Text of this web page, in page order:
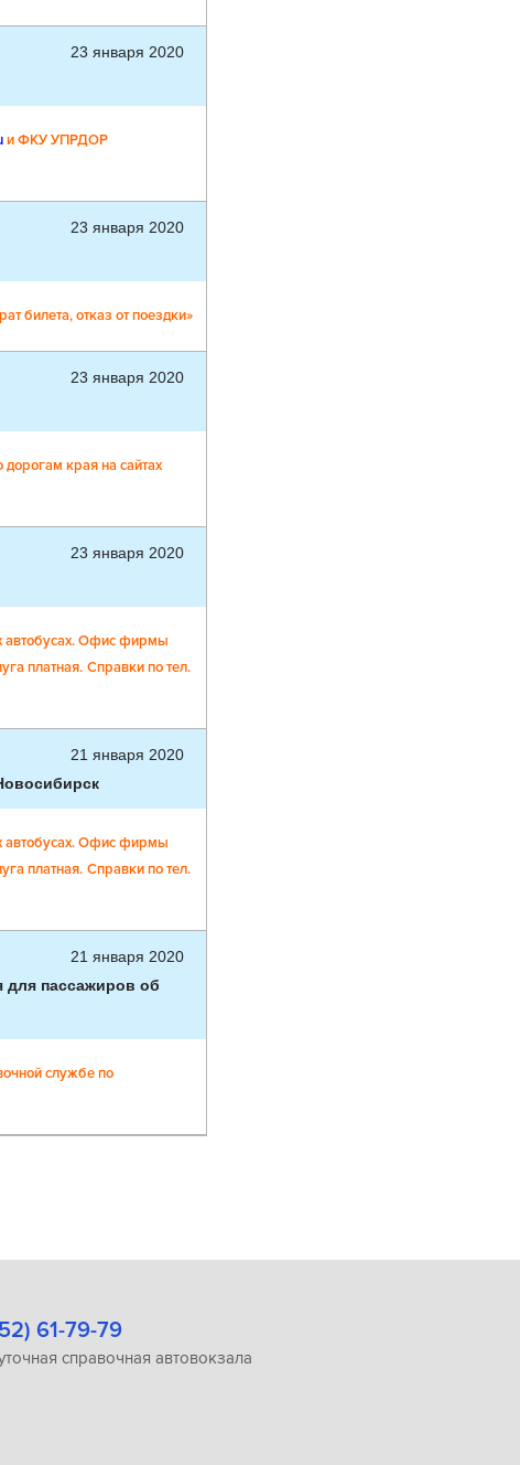
23 января 2020
и ФКУ УПРДОР
23 января 2020
билета, отказ от поездки»
23 января 2020
края на сайтах
23 января 2020
автобусах. Офис фирмы
платная. Справки по тел.
21 января 2020
автобусах. Офис фирмы
платная. Справки по тел.
21 января 2020
для пассажиров об
службе по
61-79-79
справочная автовокзала